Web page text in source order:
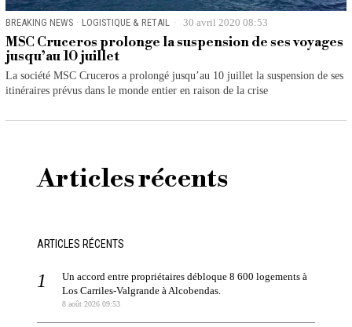
BREAKING NEWS · LOGISTIQUE & RETAIL 30 avril 2020 08:53
MSC Cruceros prolonge la suspension de ses voyages
jusqu’au 10 juillet
La société MSC Cruceros a prolongé jusqu’au 10 juillet la suspension de ses
itinéraires prévus dans le monde entier en raison de la crise
Articles récents
ARTICLES RÉCENTS
Un accord entre propriétaires débloque 8 600 logements à
Los Carriles-Valgrande à Alcobendas.
8 août 2026 09:53